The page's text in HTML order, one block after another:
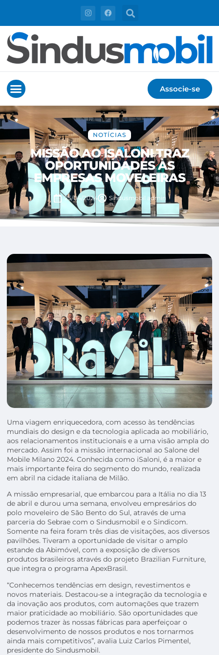
Associe-se
NOTÍCIAS
MISSÃO AO ISALONI TRAZ
OPORTUNIDADES ÀS
EMPRESAS MOVELEIRAS
25/04/2024 Sindusmobil admin
Uma viagem enriquecedora, com acesso às tendências
mundiais do design e da tecnologia aplicada ao mobiliário,
aos relacionamentos institucionais e a uma visão ampla do
mercado. Assim foi a missão internacional ao Salone del
Mobile Milano 2024. Conhecida como iSaloni, é a maior e
mais importante feira do segmento do mundo, realizada
em abril na cidade italiana de Milão.
A missão empresarial, que embarcou para a Itália no dia 13
de abril e durou uma semana, envolveu empresários do
polo moveleiro de São Bento do Sul, através de uma
parceria do Sebrae com o Sindusmobil e o Sindicom.
Somente na feira foram três dias de visitações, aos diversos
pavilhões. Tiveram a oportunidade de visitar o amplo
estande da Abimóvel, com a exposição de diversos
produtos brasileiros através do projeto Brazilian Furniture,
que integra o programa ApexBrasil.
“Conhecemos tendências em design, revestimentos e
novos materiais. Destacou-se a integração da tecnologia e
da inovação aos produtos, com automações que trazem
maior praticidade ao mobiliário. São oportunidades que
podemos trazer às nossas fábricas para aperfeiçoar o
desenvolvimento de nossos produtos e nos tornarmos
ainda mais competitivos”, avalia Luiz Carlos Pimentel,
presidente do Sindusmobil.